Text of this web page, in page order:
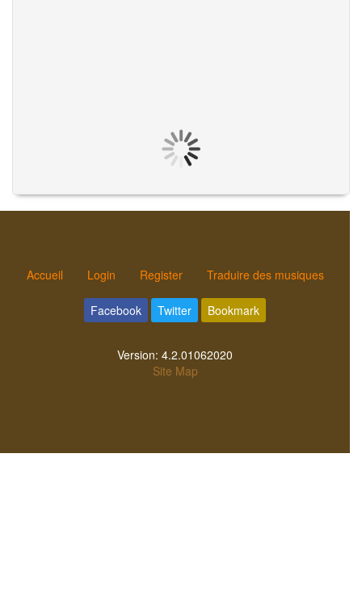
Accueil Login Register Traduire des musiques
Facebook Twitter Bookmark
Version: 4.2.01062020
Site Map